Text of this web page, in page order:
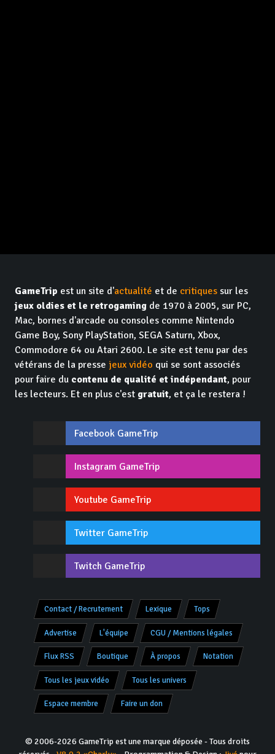
GameTrip est un site d'actualité et de critiques sur les
jeux oldies et le retrogaming de 1970 à 2005, sur PC,
Mac, bornes d'arcade ou consoles comme Nintendo
Game Boy, Sony PlayStation, SEGA Saturn, Xbox,
Commodore 64 ou Atari 2600. Le site est tenu par des
vétérans de la presse jeux vidéo qui se sont associés
pour faire du contenu de qualité et indépendant, pour
les lecteurs. Et en plus c'est gratuit, et ça le restera !
Facebook GameTrip
Instagram GameTrip
Youtube GameTrip
Twitter GameTrip
Twitch GameTrip
Contact / Recrutement Lexique Tops
Advertise L'équipe CGU / Mentions légales
Flux RSS Boutique À propos Notation
Tous les jeux vidéo Tous les univers
Espace membre Faire un don
© 2006-2026 GameTrip est une marque déposée - Tous droits